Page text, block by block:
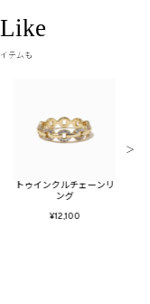
テムも
トゥインクルチェーンリ
ング
¥12,100
＞